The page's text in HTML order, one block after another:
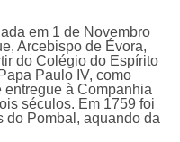
em 1 de Novembro
Arcebispo de Évora,
do Colégio do Espí­rito
Paulo IV, como
à Companhia
séculos. Em 1759 foi
do Pombal, aquando da